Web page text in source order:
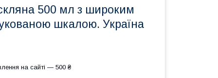
500 мл з широким
шкалою. Україна
на сайті — 500 ₴